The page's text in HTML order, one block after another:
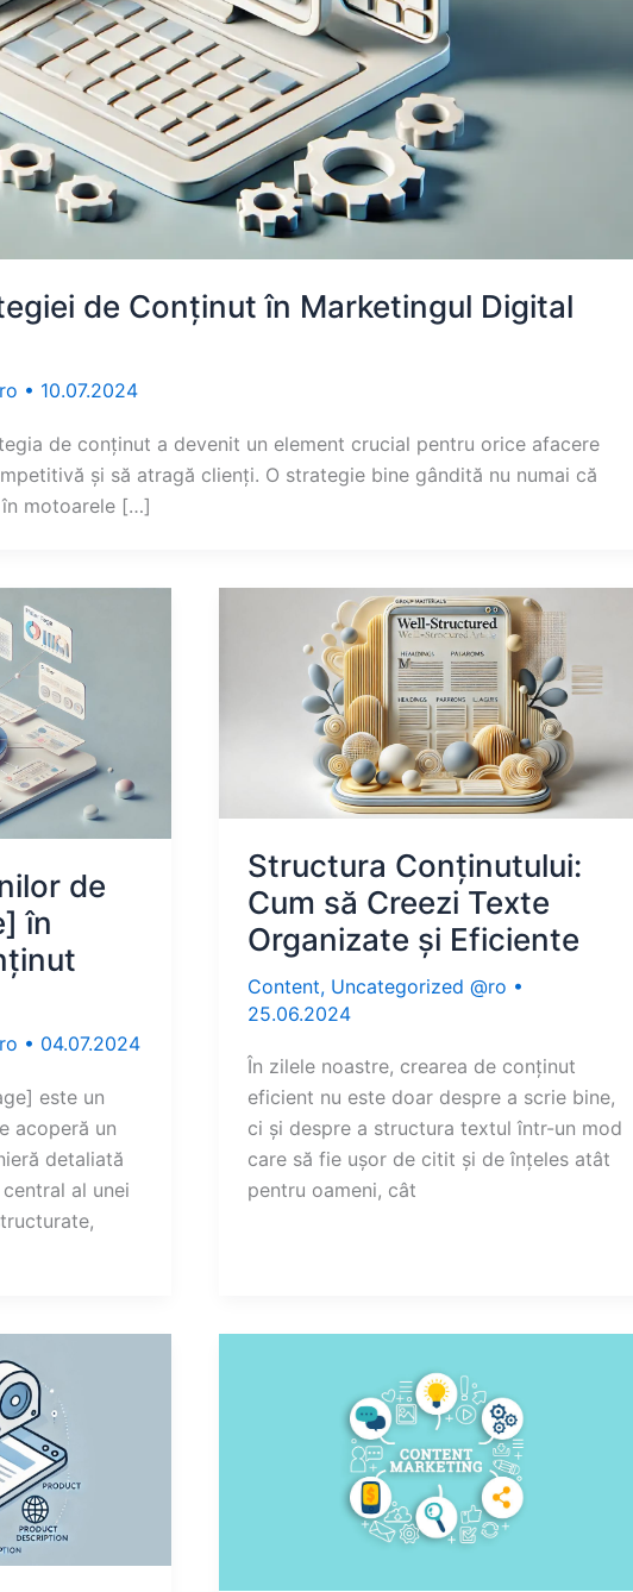
de Conținut în Marketingul Digital
• 10.07.2024
de conținut a devenit un element crucial pentru orice afacere
și să atragă clienți. O strategie bine gândită nu numai că
motoarele […]
de
în
• 04.07.2024
este un
acoperă un
detaliată
al unei
Structura Conținutului:
Cum să Creezi Texte
Organizate și Eficiente
Content, Uncategorized @ro •
25.06.2024
În zilele noastre, crearea de conținut
eficient nu este doar despre a scrie bine,
ci și despre a structura textul într-un mod
care să fie ușor de citit și de înțeles atât
pentru oameni, cât